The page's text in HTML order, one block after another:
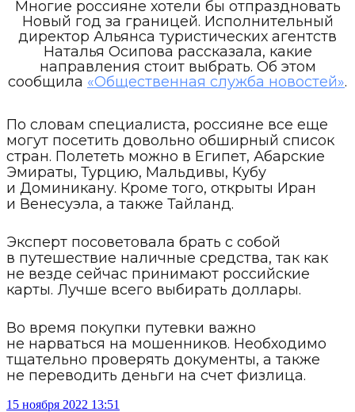
Многие россияне хотели бы отпраздновать
Новый год за границей. Исполнительный
директор Альянса туристических агентств
Наталья Осипова рассказала, какие
направления стоит выбрать. Об этом
сообщила «Общественная служба новостей».
По словам специалиста, россияне все еще
могут посетить довольно обширный список
стран. Полететь можно в Египет, Абарские
Эмираты, Турцию, Мальдивы, Кубу
и Доминикану. Кроме того, открыты Иран
и Венесуэла, а также Тайланд.
Эксперт посоветовала брать с собой
в путешествие наличные средства, так как
не везде сейчас принимают российские
карты. Лучше всего выбирать доллары.
Во время покупки путевки важно
не нарваться на мошенников. Необходимо
тщательно проверять документы, а также
не переводить деньги на счет физлица.
15 ноября 2022 13:51